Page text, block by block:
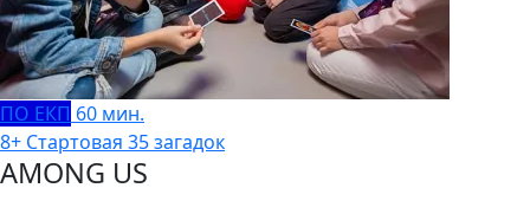
ПО ЕКП 60 мин.
8+ Стартовая 35 загадок
AMONG US